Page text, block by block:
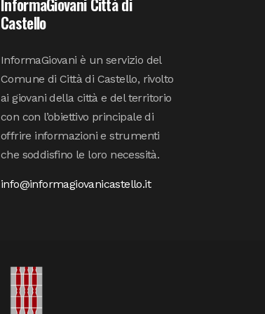
Castello
InformaGiovani è un servizio del
Comune di Città di Castello, rivolto
ai giovani della città e del territorio
con con l’obiettivo principale di
offrire informazioni e strumenti
che soddisfino le loro necessità.
info@informagiovanicastello.it